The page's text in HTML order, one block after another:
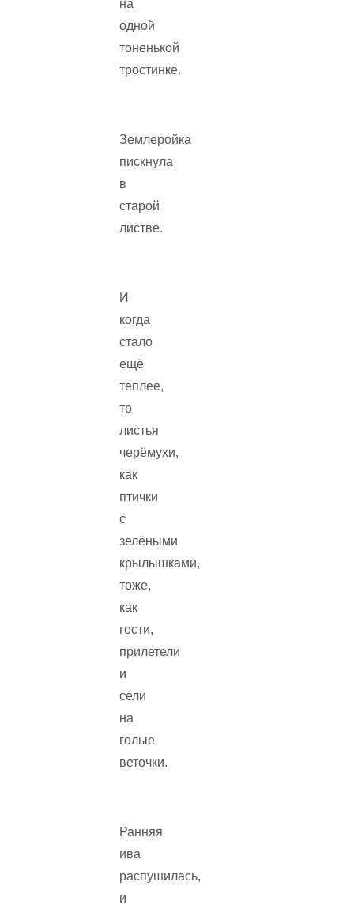
на
одной
тоненькой
тростинке.
Землеройка
пискнула
в
старой
листве.
И
когда
стало
ещё
теплее,
то
листья
черёмухи,
как
птички
с
зелёными
крылышками,
тоже,
как
гости,
прилетели
и
сели
на
голые
веточки.
Ранняя
ива
распушилась,
и